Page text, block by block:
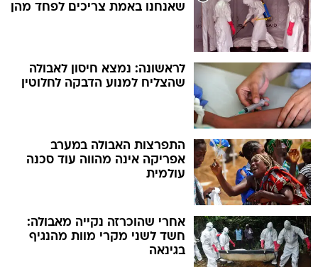
שאנחנו באמת צריכים לפחד מהן
לראשונה: נמצא חיסון לאבולה
שהצליח למנוע הדבקה לחלוטין
התפרצות האבולה במערב
אפריקה אינה מהווה עוד סכנה
עולמית
אחרי שהוכרזה נקייה מאבולה:
חשד לשני מקרי מוות מהנגיף
בגינאה